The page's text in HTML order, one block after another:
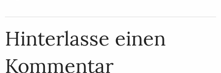
Hinterlasse einen
Kommentar